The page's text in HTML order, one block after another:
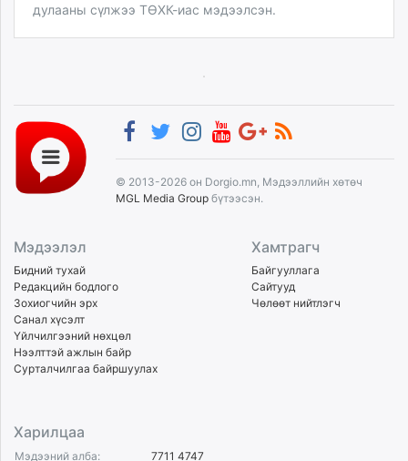
дулааны сүлжээ ТӨХК-иас мэдээлсэн.
© 2013-2026 он Dorgio.mn, Мэдээллийн хөтөч
MGL Media Group бүтээсэн.
Мэдээлэл
Бидний тухай
Редакцийн бодлого
Зохиогчийн эрх
Санал хүсэлт
Үйлчилгээний нөхцөл
Нээлттэй ажлын байр
Сурталчилгаа байршуулах
Хамтрагч
Байгууллага
Сайтууд
Чөлөөт нийтлэгч
Харилцаа
Мэдээний алба: 7711 4747